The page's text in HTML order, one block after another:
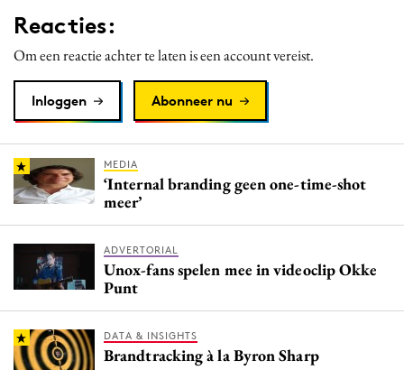
Media
Programmatic
Purpose Marketing
Reputatie & crisis
Reacties:
Om een reactie achter te laten is een account vereist.
Inloggen Abonneer nu
MEDIA
‘Internal branding geen one-time-shot
meer’
ADVERTORIAL
Unox-fans spelen mee in videoclip Okke
Punt
DATA & INSIGHTS
Brandtracking à la Byron Sharp